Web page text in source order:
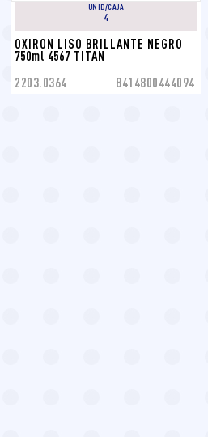
UNID/CAJA
4
OXIRON LISO BRILLANTE NEGRO
750ml 4567 TITAN
2203.0364 8414800444094